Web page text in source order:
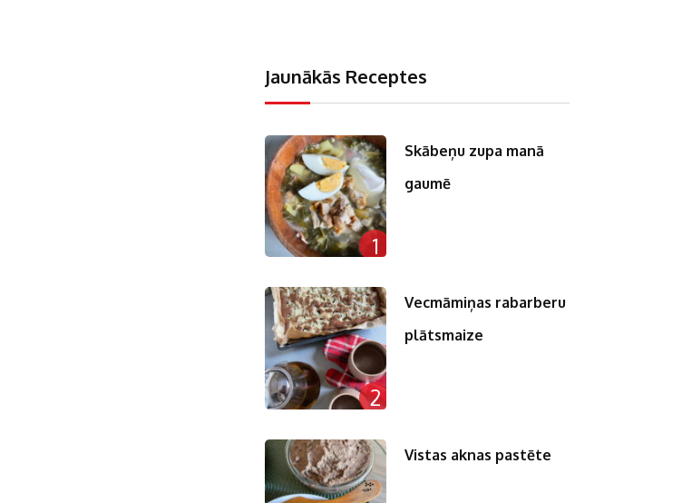
Jaunākās Receptes
1
Skābeņu zupa manā
gaumē
2
Vecmāmiņas rabarberu
plātsmaize
Vistas aknas pastēte